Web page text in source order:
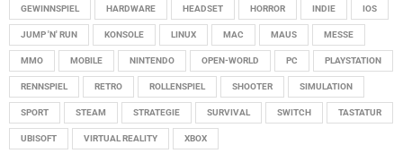
GEWINNSPIEL HARDWARE HEADSET HORROR INDIE IOS
JUMP 'N' RUN KONSOLE LINUX MAC MAUS MESSE
MMO MOBILE NINTENDO OPEN-WORLD PC PLAYSTATION
RENNSPIEL RETRO ROLLENSPIEL SHOOTER SIMULATION
SPORT STEAM STRATEGIE SURVIVAL SWITCH TASTATUR
UBISOFT VIRTUAL REALITY XBOX